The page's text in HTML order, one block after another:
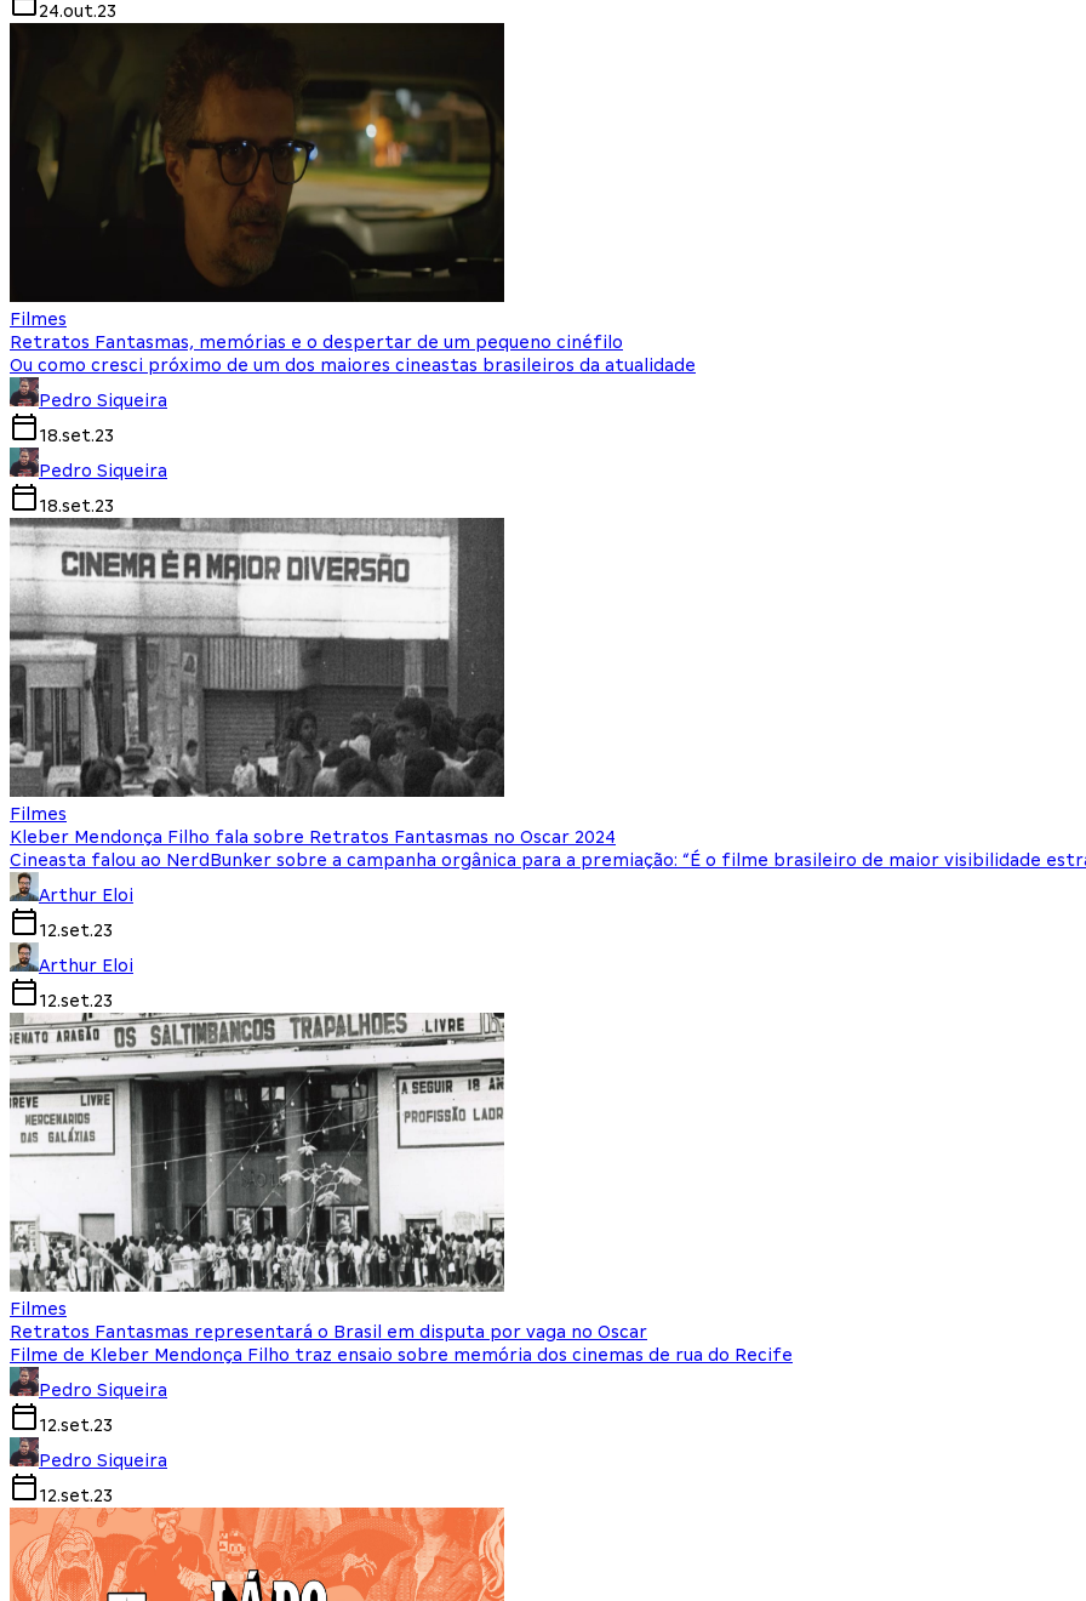
24.out.23
Filmes
Retratos Fantasmas, memórias e o despertar de um pequeno cinéfilo
Ou como cresci próximo de um dos maiores cineastas brasileiros da atualidade
Pedro Siqueira
18.set.23
Pedro Siqueira
18.set.23
Filmes
Kleber Mendonça Filho fala sobre Retratos Fantasmas no Oscar 2024
Cineasta falou ao NerdBunker sobre a campanha orgânica para a premiação: “É o filme brasileiro de maior visibilidade
Arthur Eloi
12.set.23
Arthur Eloi
12.set.23
Filmes
Retratos Fantasmas representará o Brasil em disputa por vaga no Oscar
Filme de Kleber Mendonça Filho traz ensaio sobre memória dos cinemas de rua do Recife
Pedro Siqueira
12.set.23
Pedro Siqueira
12.set.23